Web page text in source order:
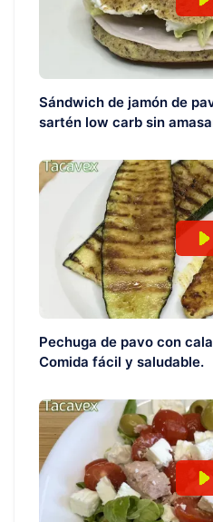
Sándwich de jamón de
sartén low carb sin
Pechuga de pavo con
Comida fácil y saludable.